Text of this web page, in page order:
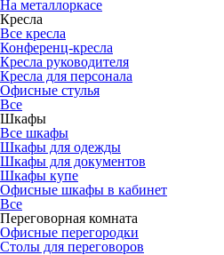
На металлоркасе
Кресла
Все кресла
Конференц-кресла
Кресла руководителя
Кресла для персонала
Офисные стулья
Все
Шкафы
Все шкафы
Шкафы для одежды
Шкафы для документов
Шкафы купе
Офисные шкафы в кабинет
Все
Переговорная комната
Офисные перегородки
Столы для переговоров